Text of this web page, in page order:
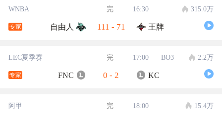
WNBA 完 16:30 315.0万
专家 自由人 111 - 71 王牌
LEC夏季赛 完 17:00 BO3 2.2万
专家 FNC 0 - 2 KC
阿甲 完 18:00 15.4万